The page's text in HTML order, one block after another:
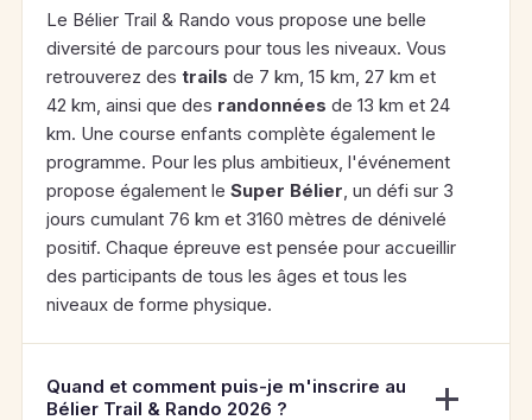
Le Bélier Trail & Rando vous propose une belle
diversité de parcours pour tous les niveaux. Vous
retrouverez des trails de 7 km, 15 km, 27 km et
42 km, ainsi que des randonnées de 13 km et 24
km. Une course enfants complète également le
programme. Pour les plus ambitieux, l'événement
propose également le Super Bélier, un défi sur 3
jours cumulant 76 km et 3160 mètres de dénivelé
positif. Chaque épreuve est pensée pour accueillir
des participants de tous les âges et tous les
niveaux de forme physique.
Quand et comment puis-je m'inscrire au
Bélier Trail & Rando 2026 ?